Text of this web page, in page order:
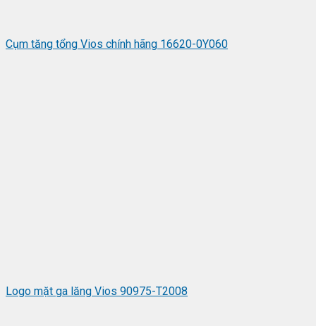
Cụm tăng tổng Vios chính hãng 16620-0Y060
Logo mặt ga lăng Vios 90975-T2008